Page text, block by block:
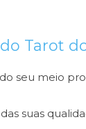
Tarot
seu meio
suas